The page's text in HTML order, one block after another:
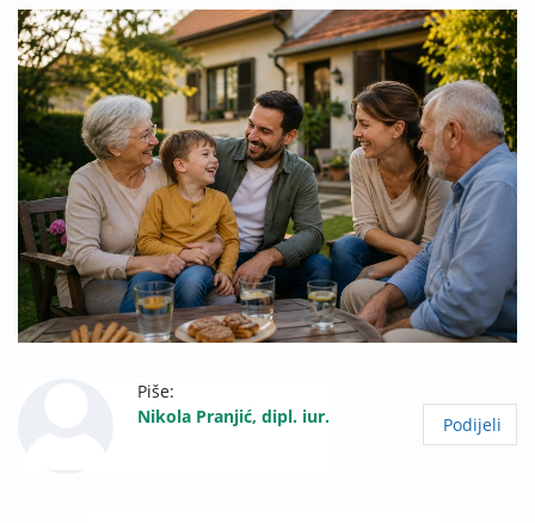
Piše:
Nikola Pranjić, dipl. iur.
Podijeli